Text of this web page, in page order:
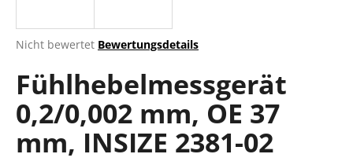
Die
Produktbewertung
ist
0,0
von
Sternen.
Nicht bewertet Bewertungsdetails
Fühlhebelmessgerät
0,2/0,002 mm, OE 37
mm, INSIZE 2381-02
W